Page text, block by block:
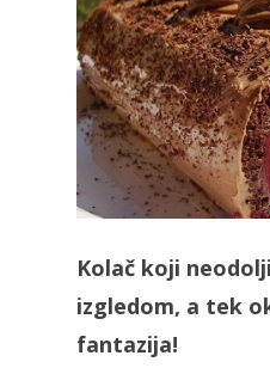
Kolač koji
izgledom, a tek
fantazija!